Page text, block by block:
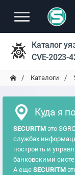
Каталог
CVE-2023-
Каталоги
Куда я
SECURITM это
службах
построить и
банковскими
А еще SECURITM